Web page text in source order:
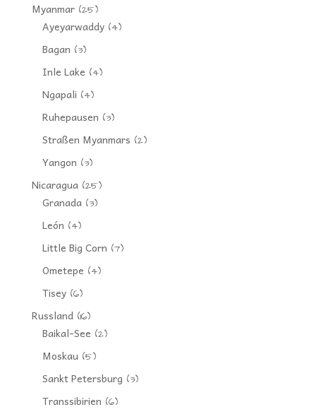
Myanmar(25)
Ayeyarwaddy(4)
Bagan (3)
Inle Lake (4)
Ngapali (4)
Ruhepausen (3)
Straßen Myanmars (2)
Yangon (3)
Nicaragua(25)
Granada(3)
León (4)
Little Big Corn (7)
Ometepe (4)
Tisey(6)
Russland(16)
Baikal-See (2)
Moskau(5)
Sankt Petersburg (3)
Transsibirien (6)